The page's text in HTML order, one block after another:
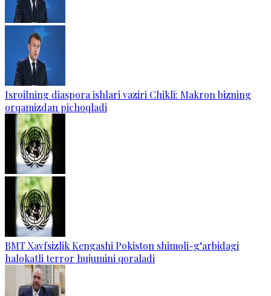
Isroilning diaspora ishlari vaziri Chikli: Makron bizning
orqamizdan pichoqladi
BMT Xavfsizlik Kengashi Pokiston shimoli-g‘arbidagi
halokatli terror hujumini qoraladi